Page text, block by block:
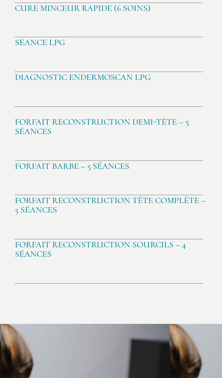
CURE MINCEUR RAPIDE (6 SOINS)
SÉANCE LPG
DIAGNOSTIC ENDERMOSCAN LPG
FORFAIT RECONSTRUCTION DEMI-TÊTE – 5
SÉANCES
FORFAIT BARBE – 5 SÉANCES
FORFAIT RECONSTRUCTION TÊTE COMPLÈTE –
5 SÉANCES
FORFAIT RECONSTRUCTION SOURCILS – 4
SÉANCES